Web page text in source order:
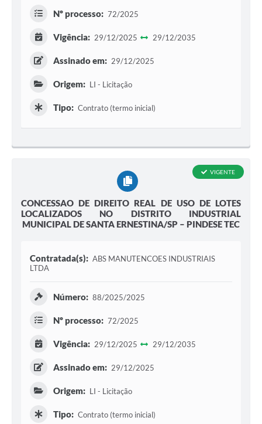
Nº processo: 72/2025
Vigência: 29/12/2025 29/12/2035
Assinado em: 29/12/2025
Origem: LI - Licitação
Tipo: Contrato (termo inicial)
CONCESSAO DE DIREITO REAL DE USO DE LOTES
LOCALIZADOS NO DISTRITO INDUSTRIAL
MUNICIPAL DE SANTA ERNESTINA/SP – PINDESE TEC
VIGENTE
Contratada(s): ABS MANUTENCOES INDUSTRIAIS
LTDA
Número: 88/2025/2025
Nº processo: 72/2025
Vigência: 29/12/2025 29/12/2035
Assinado em: 29/12/2025
Origem: LI - Licitação
Tipo: Contrato (termo inicial)